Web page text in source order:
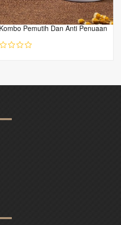
Pemutih Dan Anti Penuaan